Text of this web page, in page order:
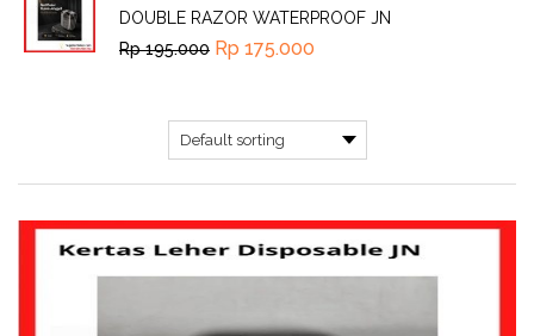
DOUBLE RAZOR WATERPROOF JN
Rp195.000 Rp 175.000